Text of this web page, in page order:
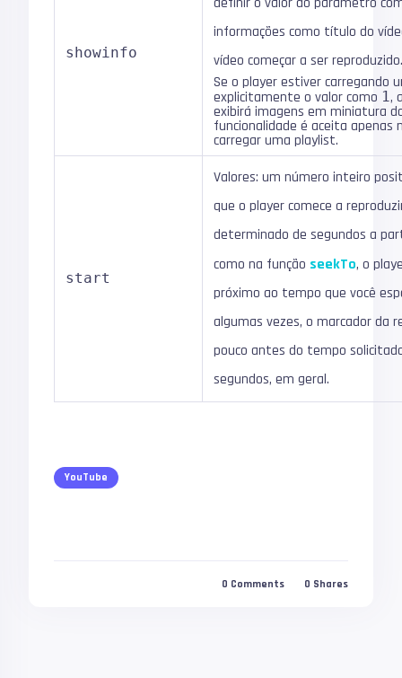
showinfo
informações como título do
vídeo começar a ser
Se o player estiver carregando
explicitamente o valor como 1,
exibirá imagens em miniatura
funcionalidade é aceita apenas
carregar uma playlist.
start
Valores: um número inteiro
que o player comece a
determinado de segundos a
como na função seekTo, o
próximo ao tempo que você
algumas vezes, o marcador da
pouco antes do tempo
segundos, em geral.
YouTube
0 Comments 0 Shares